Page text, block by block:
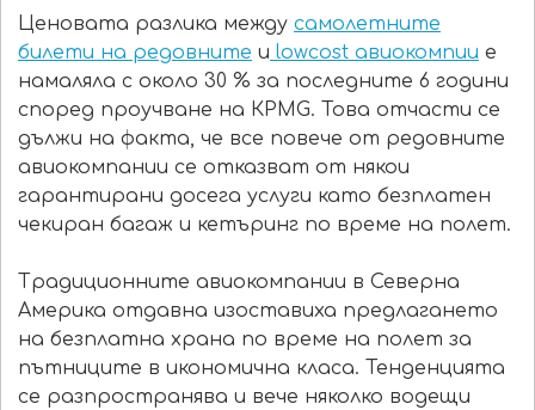
Ценовата разлика между самолетните
билети на редовните и lowcost авиокомпии е
намаляла с около 30 % за последните 6 години
според проучване на КРМG. Това отчасти се
дължи на факта, че все повече от редовните
авиокомпании се отказват от някои
гарантирани досега услуги като безплатен
чекиран багаж и кетъринг по време на полет.
Традиционните авиокомпании в Северна
Америка отдавна изоставиха предлагането
на безплатна храна по време на полет за
пътниците в икономична класа. Тенденцията
се разпространява и вече няколко водещи